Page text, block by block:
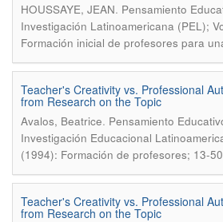
HOUSSAYE, JEAN. Pensamiento
Investigación Latinoamericana (PEL);
Formación inicial de profesores para
Teacher's Creativity vs. Professional
from Research on the Topic
Avalos, Beatrice. Pensamiento
Investigación Educacional
(1994): Formación de profesores; 13-50
Teacher's Creativity vs. Professional
from Research on the Topic